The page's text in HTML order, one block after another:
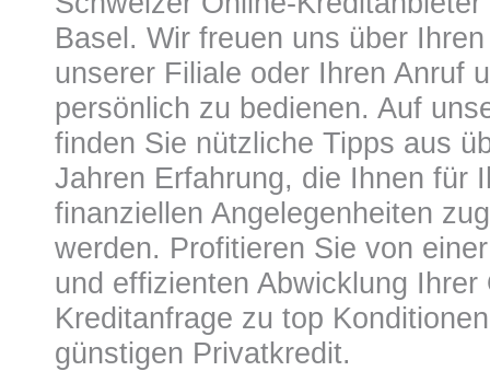
Basel. Wir freuen uns über
unserer Filiale oder Ihren Anruf
persönlich zu bedienen. Auf
finden Sie nützliche Tipps aus
Jahren Erfahrung, die Ihnen für
finanziellen Angelegenheiten
werden. Profitieren Sie von
und effizienten Abwicklung Ihrer
Kreditanfrage zu top
günstigen Privatkredit.